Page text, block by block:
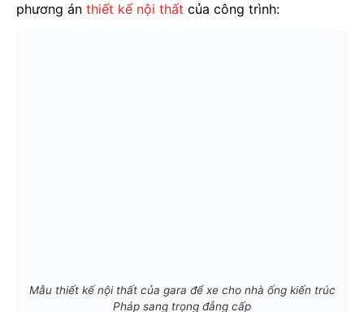
phương án thiết kế nội thất của công trình:
Mẫu thiết kế nội thất của gara để xe cho nhà ống kiến trúc
Pháp sang trọng đẳng cấp